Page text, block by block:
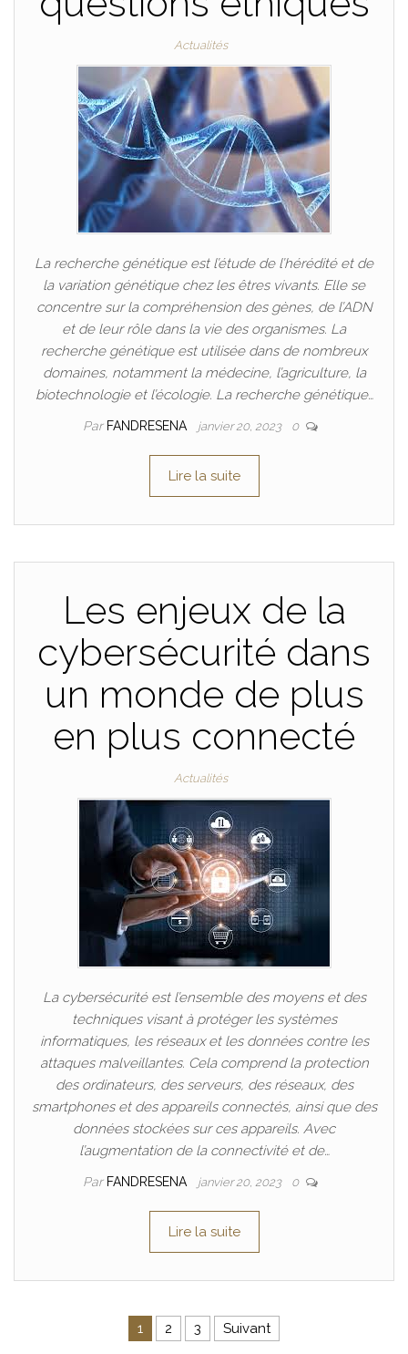
Actualités
La recherche génétique est l’étude de l’hérédité et de
la variation génétique chez les êtres vivants. Elle se
concentre sur la compréhension des gènes, de l’ADN
et de leur rôle dans la vie des organismes. La
recherche génétique est utilisée dans de nombreux
domaines, notamment la médecine, l’agriculture, la
biotechnologie et l’écologie. La recherche génétique…
Par FANDRESENA janvier 20, 2023 0
Lire la suite
Les enjeux de la
cybersécurité dans
un monde de plus
en plus connecté
Actualités
La cybersécurité est l’ensemble des moyens et des
techniques visant à protéger les systèmes
informatiques, les réseaux et les données contre les
attaques malveillantes. Cela comprend la protection
des ordinateurs, des serveurs, des réseaux, des
smartphones et des appareils connectés, ainsi que des
données stockées sur ces appareils. Avec
l’augmentation de la connectivité et de…
Par FANDRESENA janvier 20, 2023 0
Lire la suite
Pagination des publications
1 2 3 Suivant